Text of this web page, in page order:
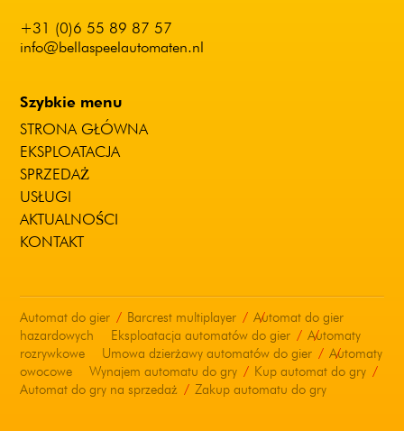
+31 (0)6 55 89 87 57
info@bellaspeelautomaten.nl
Szybkie menu
STRONA GŁÓWNA
EKSPLOATACJA
SPRZEDAŻ
USŁUGI
AKTUALNOŚCI
KONTAKT
Automat do gier Barcrest multiplayer
Automat do gier
hazardowych
Eksploatacja automatów do gier
Automaty
rozrywkowe
Umowa dzierżawy automatów do gier
Automaty
owocowe
Wynajem automatu do gry
Kup automat do gry
Automat do gry na sprzedaż
Zakup automatu do gry